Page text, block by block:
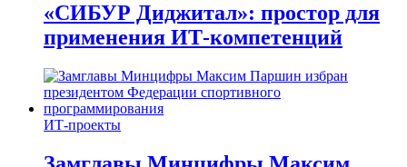
«СИБУР Диджитал»: простор для
применения ИТ-компетенций
ИТ-проекты